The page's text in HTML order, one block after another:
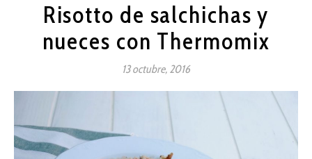
Risotto de salchichas y
nueces con Thermomix
13 octubre, 2016